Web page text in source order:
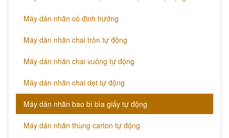
Máy dán nhãn có định hướng
Máy dán nhãn chai tròn tự động
​Máy dán nhãn chai vuông tự động
​Máy dán nhãn chai dẹt tự động
​Máy dán nhãn bao bì bìa giấy tự động
Máy dán nhãn thùng carton tự động